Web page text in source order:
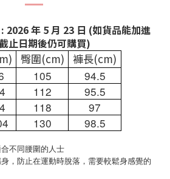
2026 年 5 月 23 日 (如貨品能加進
止日期後仍可購買)
臀圍(cm) 褲長(cm)
105
94.5
112
95.5
118
97
130 98.5
不同腰圍的人士
，防止在運動時脫落，需要較鬆身感覺的